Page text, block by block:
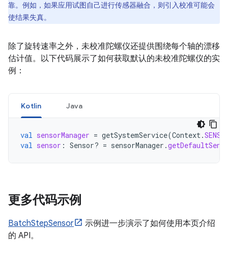
靠。例如，如果应用试图自己进行传感器融合，则引入校准可能会
使结果失真。
除了旋转速率之外，未校准陀螺仪还提供围绕每个轴的漂移
估计值。以下代码展示了如何获取默认的未校准陀螺仪的实
例：
Kotlin Java
val sensorManager = getSystemService(Context.
val sensor : Sensor? = sensorManager .
更多代码示例
BatchStepSensor
示例进一步演示了如何使用本页介绍
的 API。